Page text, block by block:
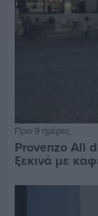
Πριν 9 ημέρες
Provenzo All
ξεκινά με